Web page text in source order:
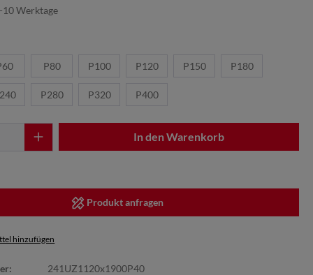
Werktage
P80 P100 P120 P150 P180
P280 P320 P400
In den Warenkorb
Produkt anfragen
hinzufügen
241UZ1120x1900P40